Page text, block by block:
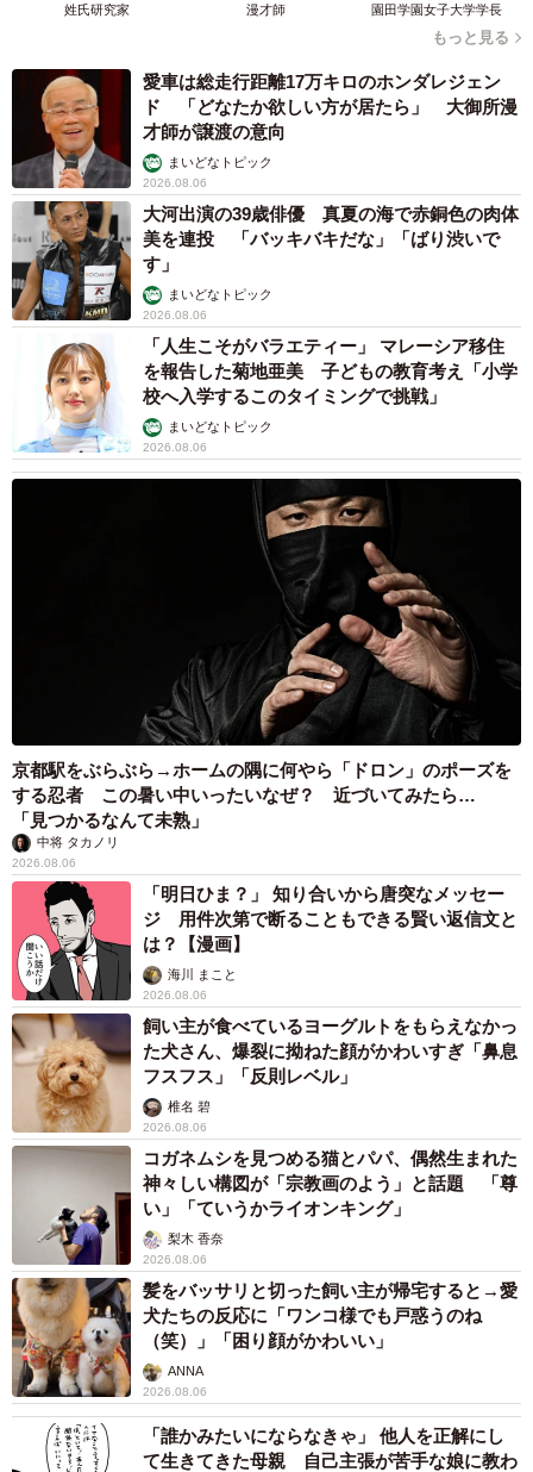
父親の形見のバイク「ホンダGB250」（つぐみさん提供）
ライダーに限らず、教えたがったり、知識をひけらかし
たりする人たちは多いようで、SNS上には「寺院にもい
た」「ゴルフ場でもありますね」「ジムにもいます」「将
棋サロンにも」といった体験談が多数あります。あるボウ
リング場では「STOP！教え魔」という警告ポスターが張り
出された例も。相手に求められているかどうか、冷静に判
断できる大人でありたいですね。
姓氏研究家 漫才師 園田学園女子大学学長
もっと見る
愛車は総走行距離17万キロのホンダレジェン
ド 「どなたか欲しい方が居たら」 大御所漫
才師が譲渡の意向
まいどなトピック
2026.08.06
大河出演の39歳俳優 真夏の海で赤銅色の肉体
美を連投 「バッキバキだな」「ばり渋いで
す」
まいどなトピック
2026.08.06
「人生こそがバラエティー」 マレーシア移住
を報告した菊地亜美 子どもの教育考え「小学
校へ入学するこのタイミングで挑戦」
まいどなトピック
2026.08.06
京都駅をぶらぶら→ホームの隅に何やら「ドロン」のポーズを
する忍者 この暑い中いったいなぜ？ 近づいてみたら…
「見つかるなんて未熟」
中将 タカノリ
2026.08.06
「明日ひま？」 知り合いから唐突なメッセー
ジ 用件次第で断ることもできる賢い返信文と
は？【漫画】
海川 まこと
2026.08.06
飼い主が食べているヨーグルトをもらえなかっ
た犬さん、爆裂に拗ねた顔がかわいすぎ「鼻息
フスフス」「反則レベル」
椎名 碧
2026.08.06
コガネムシを見つめる猫とパパ、偶然生まれた
神々しい構図が「宗教画のよう」と話題 「尊
い」「ていうかライオンキング」
梨木 香奈
2026.08.06
髪をバッサリと切った飼い主が帰宅すると→愛
犬たちの反応に「ワンコ様でも戸惑うのね
（笑）」「困り顔がかわいい」
ANNA
2026.08.06
「誰かみたいにならなきゃ」 他人を正解にし
て生きてきた母親 自己主張が苦手な娘に教わ